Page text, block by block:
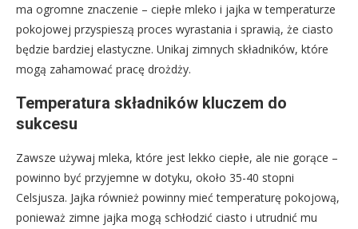
ma ogromne znaczenie – ciepłe mleko i jajka w temperaturze
pokojowej przyspieszą proces wyrastania i sprawią, że ciasto
będzie bardziej elastyczne. Unikaj zimnych składników, które
mogą zahamować pracę drożdży.
Temperatura składników kluczem do
sukcesu
Zawsze używaj mleka, które jest lekko ciepłe, ale nie gorące –
powinno być przyjemne w dotyku, około 35-40 stopni
Celsjusza. Jajka również powinny mieć temperaturę pokojową,
ponieważ zimne jajka mogą schłodzić ciasto i utrudnić mu